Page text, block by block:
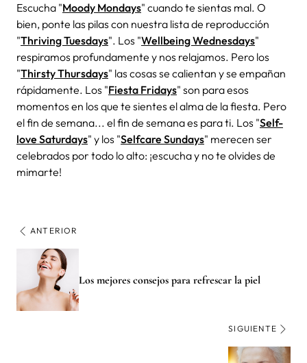
Escucha "Moody Mondays" cuando te sientas mal. O
bien, ponte las pilas con nuestra lista de reproducción
"Thriving Tuesdays". Los "Wellbeing Wednesdays"
respiramos profundamente y nos relajamos. Pero los
"Thirsty Thursdays" las cosas se calientan y se empañan
rápidamente. Los "Fiesta Fridays" son para esos
momentos en los que te sientes el alma de la fiesta. Pero
el fin de semana... el fin de semana es para ti. Los "Self-
love Saturdays" y los "Selfcare Sundays" merecen ser
celebrados por todo lo alto: ¡escucha y no te olvides de
mimarte!
ANTERIOR
Los mejores consejos para refrescar la piel
SIGUIENTE